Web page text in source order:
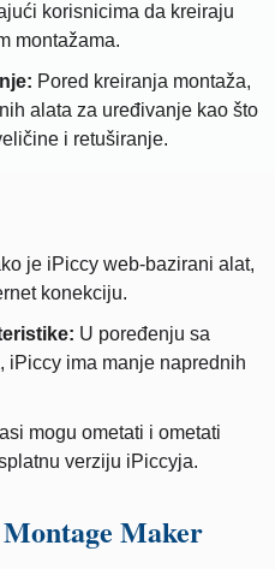
korisnicima da kreiraju
montažama.
Pored kreiranja montaža,
alata za uređivanje kao što
i retuširanje.
je iPiccy web-bazirani alat,
konekciju.
U poređenju sa
ima manje naprednih
mogu ometati i ometati
verziju iPiccyja.
Maker